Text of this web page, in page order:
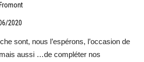
2020
sont, nous l’espérons, l’occasion de
aussi …de compléter nos